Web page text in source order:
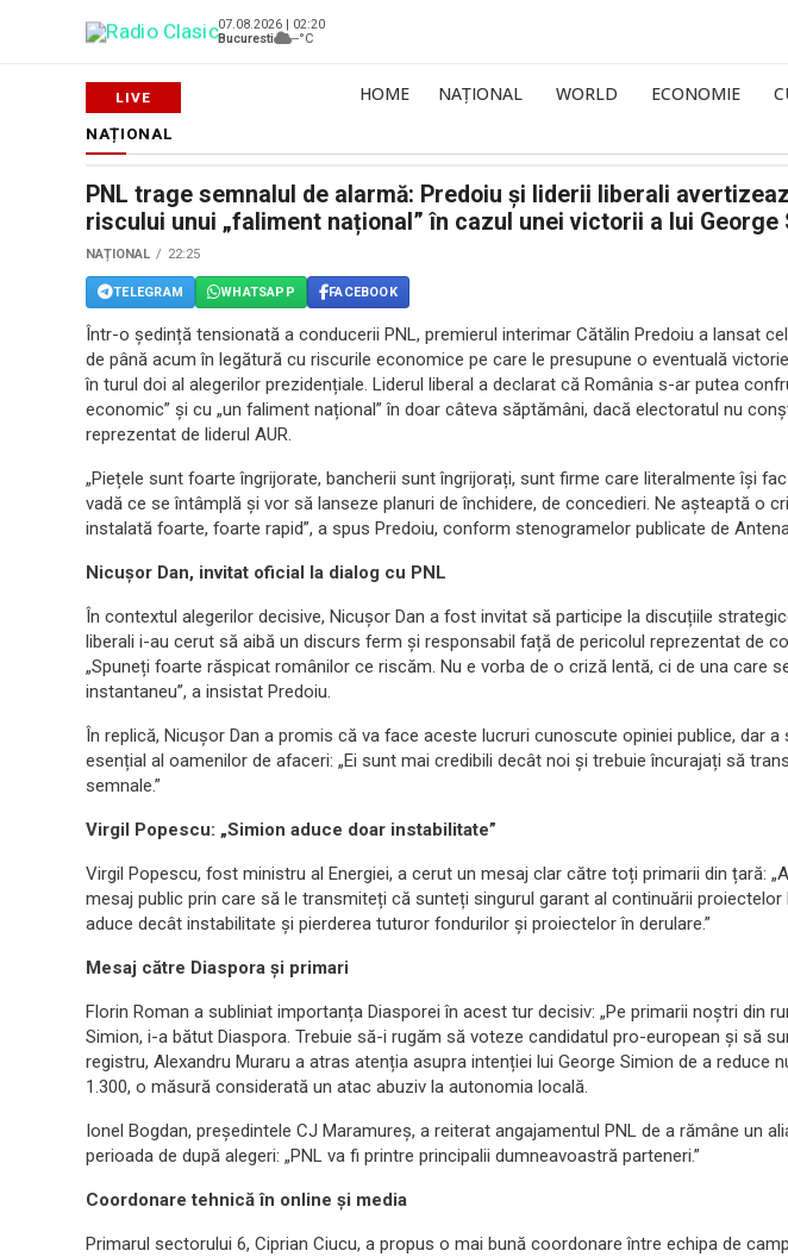
07.08.2026 | 02:20
Bucuresti
--°C
HOME NAȚIONAL WORLD ECONOMIE
NAȚIONAL
PNL trage semnalul de alarmă: Predoiu și liderii liberali
riscului unui „faliment național” în cazul unei victorii a lui George
NAȚIONAL 22:25
TELEGRAM WHATSAPP FACEBOOK
Într-o ședință tensionată a conducerii PNL, premierul interimar Cătălin Predoiu a lansat
de până acum în legătură cu riscurile economice pe care le presupune o eventuală
în turul doi al alegerilor prezidențiale. Liderul liberal a declarat că România s-ar putea
economic” și cu „un faliment național” în doar câteva săptămâni, dacă electoratul nu
reprezentat de liderul AUR.
„Piețele sunt foarte îngrijorate, bancherii sunt îngrijorați, sunt firme care literalmente își
vadă ce se întâmplă și vor să lanseze planuri de închidere, de concedieri. Ne așteaptă o
instalată foarte, foarte rapid”, a spus Predoiu, conform stenogramelor publicate de
Nicușor Dan, invitat oficial la dialog cu PNL
În contextul alegerilor decisive, Nicușor Dan a fost invitat să participe la discuțiile
liberali i-au cerut să aibă un discurs ferm și responsabil față de pericolul reprezentat de
„Spuneți foarte răspicat românilor ce riscăm. Nu e vorba de o criză lentă, ci de una care
instantaneu”, a insistat Predoiu.
În replică, Nicușor Dan a promis că va face aceste lucruri cunoscute opiniei publice, dar a
esențial al oamenilor de afaceri: „Ei sunt mai credibili decât noi și trebuie încurajați să
semnale.”
Virgil Popescu: „Simion aduce doar instabilitate”
Virgil Popescu, fost ministru al Energiei, a cerut un mesaj clar către toți primarii din țară:
mesaj public prin care să le transmiteți că sunteți singurul garant al continuării proiectelor
aduce decât instabilitate și pierderea tuturor fondurilor și proiectelor în derulare.”
Mesaj către Diaspora și primari
Florin Roman a subliniat importanța Diasporei în acest tur decisiv: „Pe primarii noștri din
Simion, i-a bătut Diaspora. Trebuie să-i rugăm să voteze candidatul pro-european și să
registru, Alexandru Muraru a atras atenția asupra intenției lui George Simion de a reduce
1.300, o măsură considerată un atac abuziv la autonomia locală.
Ionel Bogdan, președintele CJ Maramureș, a reiterat angajamentul PNL de a rămâne un
perioada de după alegeri: „PNL va fi printre principalii dumneavoastră parteneri.”
Coordonare tehnică în online și media
Primarul sectorului 6, Ciprian Ciucu, a propus o mai bună coordonare între echipa de